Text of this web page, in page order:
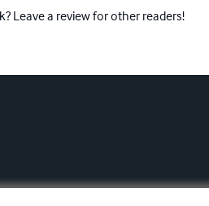
Leave a review for other readers!